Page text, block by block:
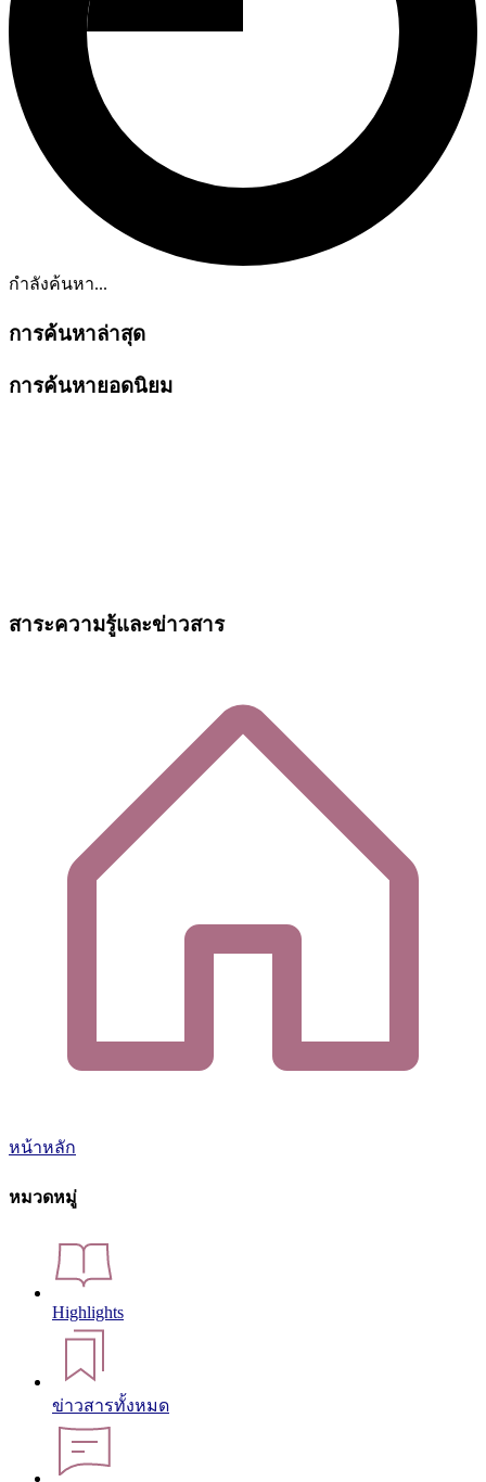
กำลังค้นหา...
การค้นหาล่าสุด
การค้นหายอดนิยม
สาระความรู้และข่าวสาร
หน้าหลัก
หมวดหมู่
Highlights
ข่าวสารทั้งหมด